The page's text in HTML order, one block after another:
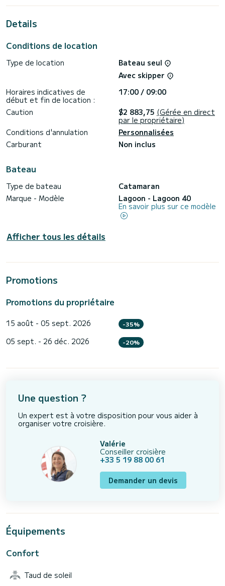
de Sukošan
Pour votre confort, MARI possède de 4 toilettes avec
Ce bateau est équipé d'une Grand voile lattée et d'un
équipements suivants : Pilote automatique, TV, Haut-
parleurs extérieurs, Prise USB, Wifi et internet, Douche de
pont, Climatisation, Connexion bluetooth.
Nous vous invitions à faire une demande de devis
directement via la plateforme, nous reviendrons vers vous
avec nos meilleures propositions.
Details
Conditions de location
Type de location
Bateau seul
Avec skipper
Horaires indicatives de
début et fin de location :
17:00 / 09:00
Caution
$2 883,75 (Gérée en direct
par le propriétaire)
Conditions d'annulation
Personnalisées
Carburant
Non inclus
Bateau
Type de bateau
Catamaran
Marque - Modèle
Lagoon - Lagoon 40
En savoir plus sur ce modèle
Afficher tous les détails
Promotions
Promotions du propriétaire
15 août - 05 sept. 2026 -35%
05 sept. - 26 déc. 2026 -20%
Une question ?
Un expert est à votre disposition pour vous aider à
organiser votre croisière.
Valérie
Conseiller croisière
+33 5 19 88 00 61
Demander un devis
Équipements
Confort
Taud de soleil